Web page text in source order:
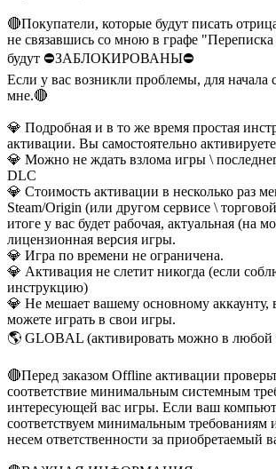
🔴Покупатели, которые будут писать
не связавшись со мною в графе
будут ⛔ЗАБЛОКИРОВАНЫ⛔
Если у вас возникли проблемы, для начала
мне.🔴
💎 Подробная и в то же время простая
активации. Вы самостоятельно
💎 Можно не ждать взлома игры \
DLC
💎 Стоимость активации в несколько раз
Steam/Origin (или другом сервисе \
итоге у вас будет рабочая, актуальная (на
лицензионная версия игры.
💎 Игра по времени не ограничена.
💎 Активация не слетит никогда (если
инструкцию)
💎 Не мешает вашему основному аккаунту,
можете играть в свои игры.
🌎 GLOBAL (активировать можно в любой
🔴Перед заказом Offline активации
соответствие минимальным системным
интересующей вас игры. Если ваш
соответствуем минимальным требованиям
несем ответственности за приобретаемый